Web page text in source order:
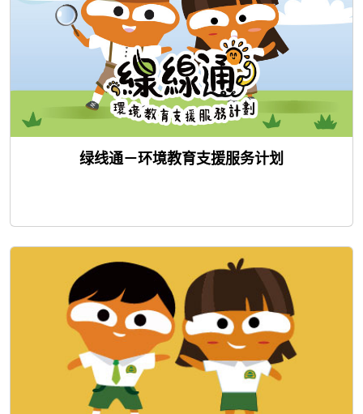
绿线通－环境教育支援服务计划